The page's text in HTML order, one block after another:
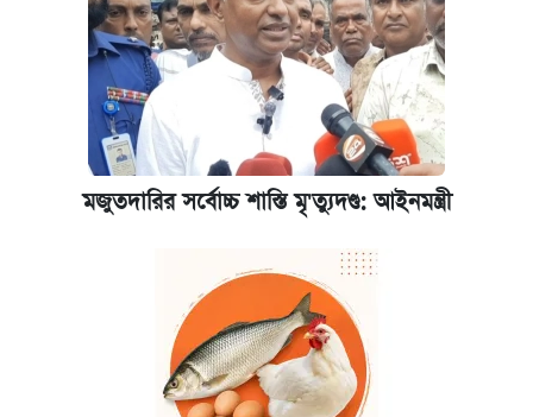
পাঁচ দপ্তরে নতুন সচিব নিয়োগ দিল সরকার
রাষ্ট্রবিরোধী কর্মকাণ্ড: ঢাবির কয়েকজন শিক্ষকের
বিরুদ্ধে ব্যবস্থা
আজকের বাজারে স্বর্ণের দাম (৬ আগস্ট)
কেমব্রিজ বিশ্ববিদ্যালয়ের এমবিএ স্কলারশিপে
মজুতদারির সর্বোচ্চ শাস্তি মৃ'ত্যুদণ্ড: আইনমন্ত্রী